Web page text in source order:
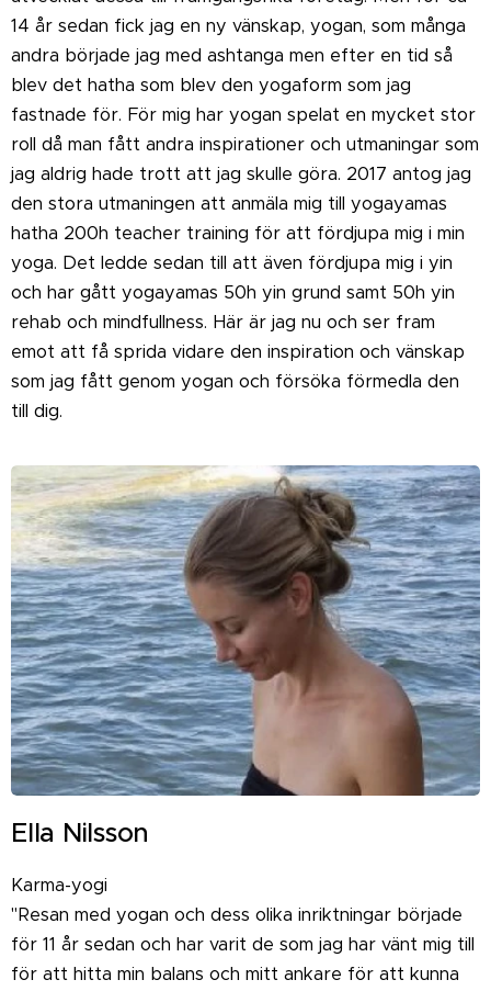
14 år sedan fick jag en ny vänskap, yogan, som många
andra började jag med ashtanga men efter en tid så
blev det hatha som blev den yogaform som jag
fastnade för. För mig har yogan spelat en mycket stor
roll då man fått andra inspirationer och utmaningar som
jag aldrig hade trott att jag skulle göra. 2017 antog jag
den stora utmaningen att anmäla mig till yogayamas
hatha 200h teacher training för att fördjupa mig i min
yoga. Det ledde sedan till att även fördjupa mig i yin
och har gått yogayamas 50h yin grund samt 50h yin
rehab och mindfullness. Här är jag nu och ser fram
emot att få sprida vidare den inspiration och vänskap
som jag fått genom yogan och försöka förmedla den
till dig.
Ella Nilsson
Karma-yogi
"Resan med yogan och dess olika inriktningar började
för 11 år sedan och har varit de som jag har vänt mig till
för att hitta min balans och mitt ankare för att kunna